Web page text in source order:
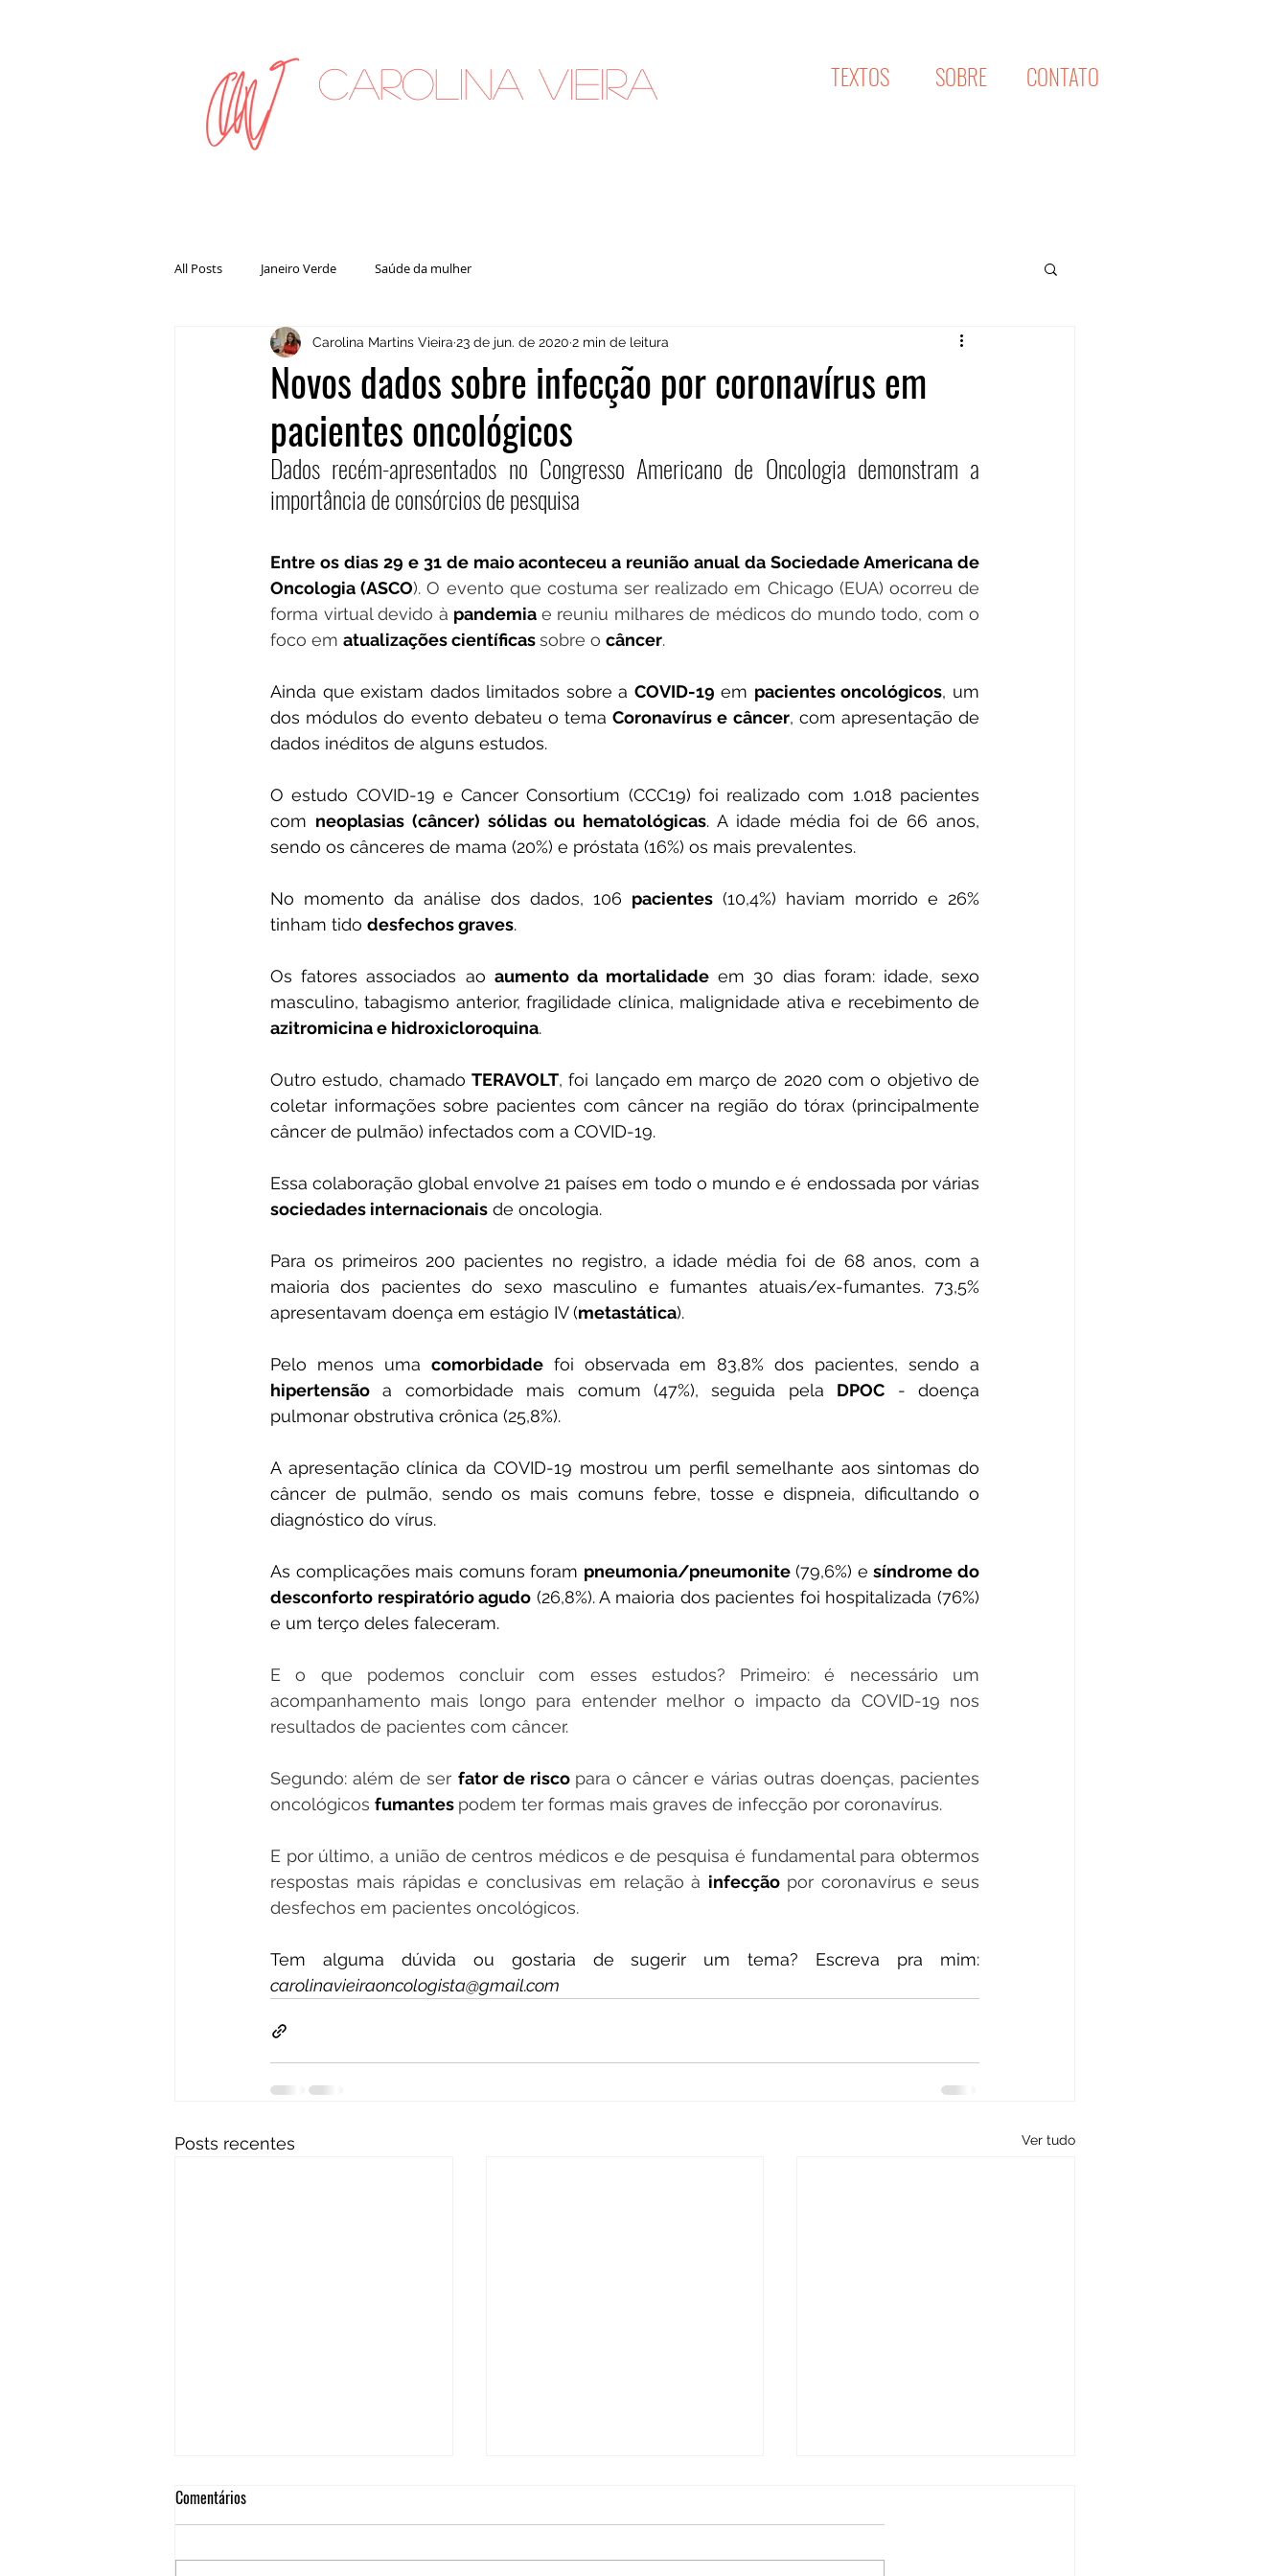
TEXTOS SOBRE CONTATO
Carolina Vieira
All Posts Janeiro Verde Saúde da mulher
Novos dados sobre infecção por coronavírus em
pacientes oncológicos
Carolina Martins Vieira 23 de jun. de 2020 2 min de leitura
Dados recém-apresentados no Congresso Americano de Oncologia demonstram a
importância de consórcios de pesquisa
Entre os dias 29 e 31 de maio aconteceu a reunião anual da Sociedade Americana de
Oncologia (ASCO). O evento que costuma ser realizado em Chicago (EUA) ocorreu de
forma virtual devido à pandemia e reuniu milhares de médicos do mundo todo, com o
foco em atualizações científicas sobre o câncer.
Ainda que existam dados limitados sobre a COVID-19 em pacientes oncológicos, um
dos módulos do evento debateu o tema Coronavírus e câncer, com apresentação de
dados inéditos de alguns estudos.
O estudo COVID-19 e Cancer Consortium (CCC19) foi realizado com 1.018 pacientes
com neoplasias (câncer) sólidas ou hematológicas. A idade média foi de 66 anos,
sendo os cânceres de mama (20%) e próstata (16%) os mais prevalentes.
No momento da análise dos dados, 106 pacientes (10,4%) haviam morrido e 26%
tinham tido desfechos graves.
Os fatores associados ao aumento da mortalidade em 30 dias foram: idade, sexo
azitromicina e hidroxicloroquina.
Outro estudo, chamado TERAVOLT, foi lançado em março de 2020 com o objetivo de
coletar informações sobre pacientes com câncer na região do tórax (principalmente
câncer de pulmão) infectados com a COVID-19.
sociedades internacionais de oncologia.
Para os primeiros 200 pacientes no registro, a idade média foi de 68 anos, com a
maioria dos pacientes do sexo masculino e fumantes atuais/ex-fumantes. 73,5%
apresentavam doença em estágio IV (metastática).
Pelo menos uma comorbidade
hipertensão a comorbidade mais comum (47%), seguida pela DPOC - doença
pulmonar obstrutiva crônica (25,8%).
A apresentação clínica da COVID-19 mostrou um perfil semelhante aos sintomas do
câncer de pulmão, sendo os mais comuns febre, tosse e dispneia, dificultando o
diagnóstico do vírus.
As complicações mais comuns foram pneumonia/pneumonite (79,6%) e síndrome do
desconforto respiratório agudo (26,8%). A maioria dos pacientes foi hospitalizada (76%)
e um terço deles faleceram.
E o que podemos concluir com esses estudos? Primeiro: é necessário um
acompanhamento mais longo para entender melhor o impacto da COVID-19 nos
resultados de pacientes com câncer.
Segundo: além de ser fator de risco para o câncer e várias outras doenças, pacientes
oncológicos fumantes podem ter formas mais graves de infecção por coronavírus.
E por último, a união de centros médicos e de pesquisa é fundamental para obtermos
respostas mais rápidas e conclusivas em relação à infecção por coronavírus e seus
desfechos em pacientes oncológicos.
carolinavieiraoncologista@gmail.com
Posts recentes Ver tudo
Comentários